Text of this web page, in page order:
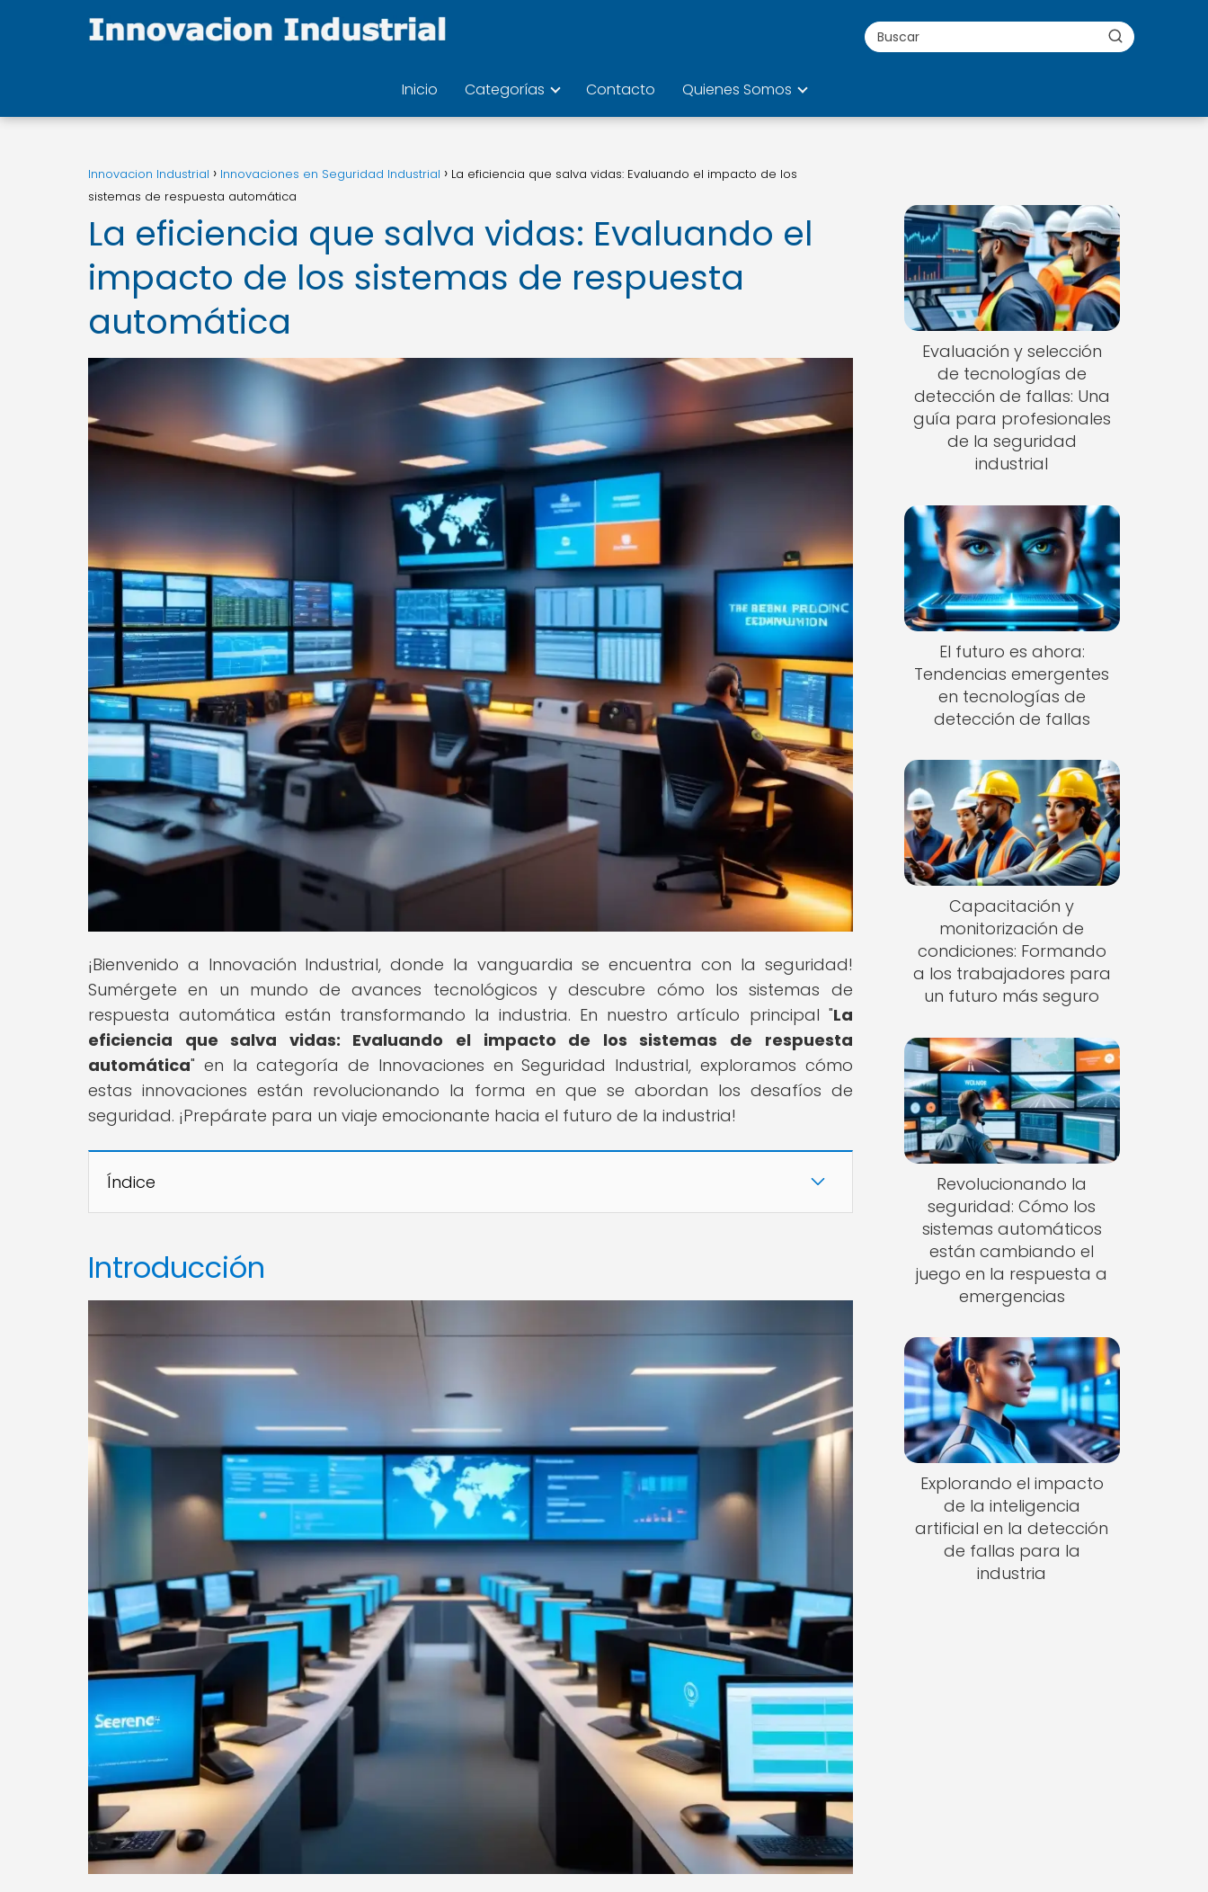
Inicio Categorías Contacto Quienes Somos
Innovacion Industrial Innovaciones en Seguridad Industrial
La eficiencia que salva vidas: Evaluando el impacto de los
sistemas de respuesta automática
La eficiencia que salva vidas: Evaluando el
impacto de los sistemas de respuesta
automática
¡Bienvenido a Innovación Industrial, donde la vanguardia se encuentra con la seguridad!
Sumérgete en un mundo de avances tecnológicos y descubre cómo los sistemas de
respuesta automática están transformando la industria. En nuestro artículo principal "La
eficiencia que salva vidas: Evaluando el impacto de los sistemas de respuesta
automática" en la categoría de Innovaciones en Seguridad Industrial, exploramos cómo
estas innovaciones están revolucionando la forma en que se abordan los desafíos de
seguridad. ¡Prepárate para un viaje emocionante hacia el futuro de la industria!
Índice
Introducción
Evaluación y selección
de tecnologías de
detección de fallas: Una
guía para profesionales
de la seguridad
industrial
El futuro es ahora:
Tendencias emergentes
en tecnologías de
detección de fallas
Capacitación y
monitorización de
condiciones: Formando
a los trabajadores para
un futuro más seguro
Revolucionando la
seguridad: Cómo los
sistemas automáticos
están cambiando el
juego en la respuesta a
emergencias
Explorando el impacto
de la inteligencia
artificial en la detección
de fallas para la
industria